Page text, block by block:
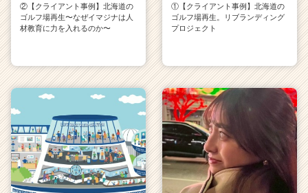
②【クライアント事例】北海道の
ゴルフ場再生〜なぜイマジナは人
材教育に力を入れるのか〜
①【クライアント事例】北海道の
ゴルフ場再生。リブランディング
プロジェクト